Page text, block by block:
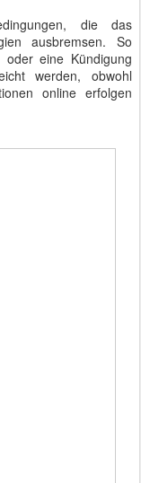
die das
ausbremsen. So
oder eine Kündigung
werden, obwohl
online erfolgen